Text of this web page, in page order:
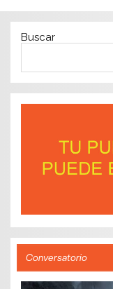
Buscar
Conversatorio